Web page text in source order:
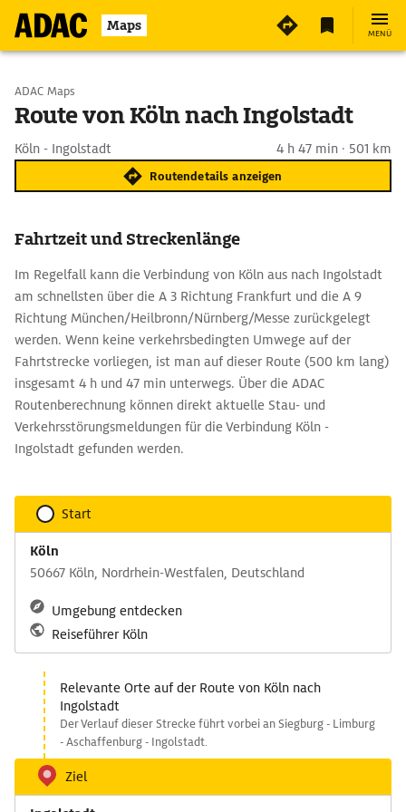
Maps MENÜ
Start wählen
ADAC Maps
Route von Köln nach Ingolstadt
Köln - Ingolstadt 4 h 47 min · 501 km
Routendetails anzeigen
Fahrtzeit und Streckenlänge
Im Regelfall kann die Verbindung von Köln aus nach Ingolstadt
am schnellsten über die A 3 Richtung Frankfurt und die A 9
Richtung München/Heilbronn/Nürnberg/Messe zurückgelegt
werden. Wenn keine verkehrsbedingten Umwege auf der
Fahrtstrecke vorliegen, ist man auf dieser Route (500 km lang)
insgesamt 4 h und 47 min unterwegs. Über die ADAC
Routenberechnung können direkt aktuelle Stau- und
Verkehrsstörungsmeldungen für die Verbindung Köln -
Ingolstadt gefunden werden.
Start
Köln
50667 Köln, Nordrhein-Westfalen, Deutschland
Umgebung entdecken
Reiseführer Köln
Relevante Orte auf der Route von Köln nach
Ingolstadt
Der Verlauf dieser Strecke führt vorbei an Siegburg - Limburg
- Aschaffenburg - Ingolstadt.
Ziel